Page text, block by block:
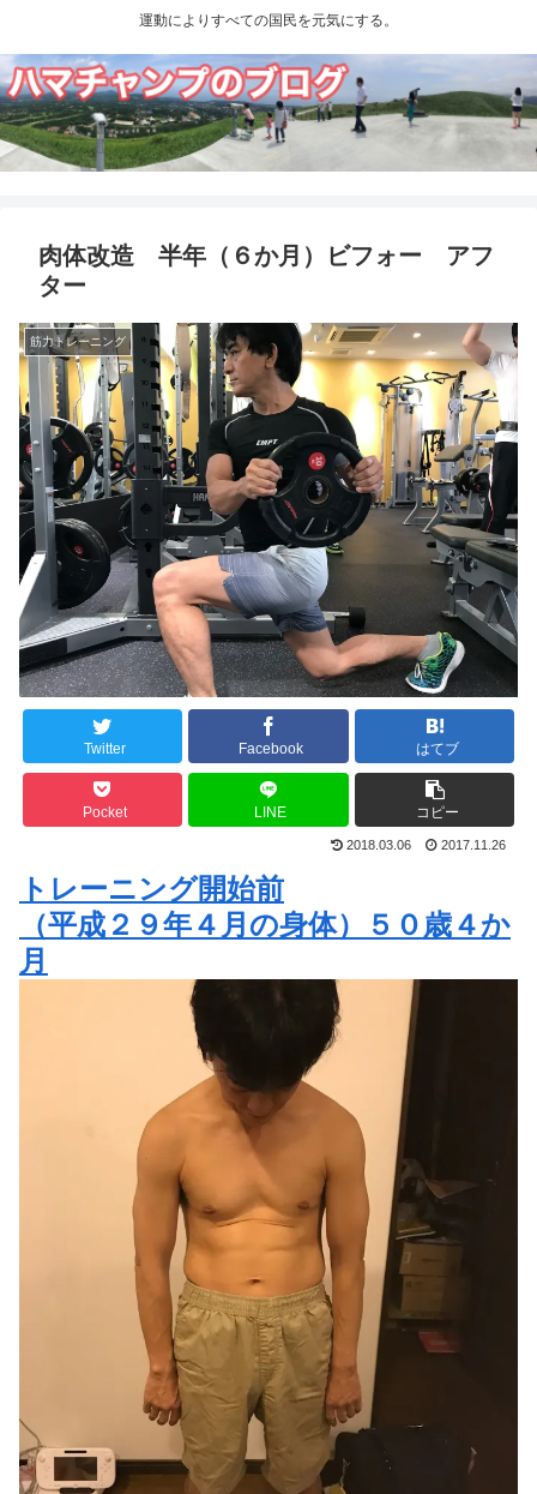
運動によりすべての国民を元気にする。
肉体改造 半年（６か月）ビフォー アフ
ター
筋力トレーニング
Twitter Facebook はてブ
Pocket LINE コピー
2018.03.06 2017.11.26
トレーニング開始前
（平成２９年４月の身体）５０歳４か
月